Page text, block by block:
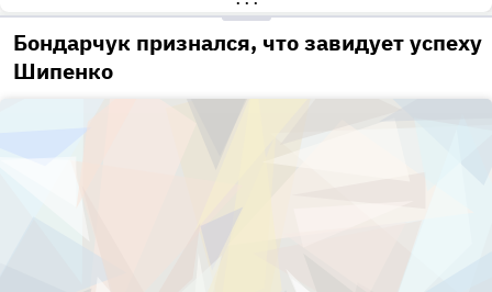
•••
Бондарчук признался, что завидует успеху
Шипенко